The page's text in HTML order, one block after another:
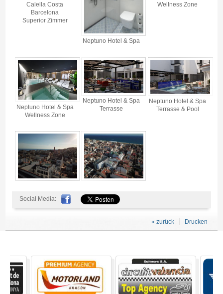
Calella Costa
Barcelona
Superior Zimmer
Neptuno Hotel & Spa
Wellness Zone
Neptuno Hotel & Spa
Wellness Zone
Neptuno Hotel & Spa
Terrasse
Neptuno Hotel & Spa
Terrasse & Pool
Social Media:
Drucken
« zurück